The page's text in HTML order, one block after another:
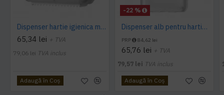
Dispenser hartie igienica mini Jumbo Tork alb
65,34 lei + TVA
79,06 lei TVA inclus
Adaugă în Coş
-22 %
Dispenser alb pentru hartie igienica pliata, bulk, Tork
PRP 84,62 lei
65,76 lei + TVA
79,57 lei TVA inclus
Adaugă în Coş